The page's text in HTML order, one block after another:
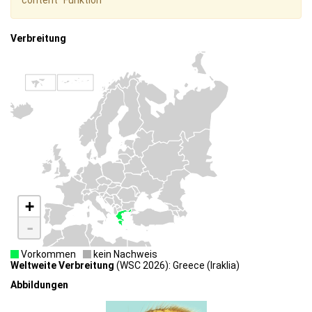
Verbreitung
+
-
Vorkommen
kein Nachweis
Weltweite Verbreitung (WSC 2026): Greece (Iraklia)
Abbildungen